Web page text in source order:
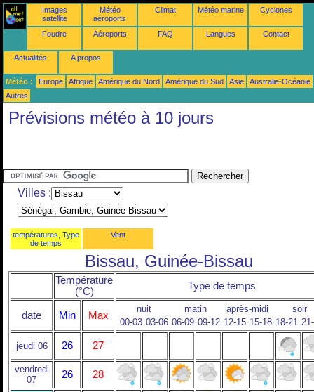
Images
satellite
Météo
aéroports
Climat Météo marine Cyclones
Foudre Aéroports FAQ Langues Contact
Actualités A propos
Météo : Europe Afrique Amérique du Nord Amérique du Sud Asie
Australie-Océanie
Autres
Prévisions météo à 10 jours
Villes :
températures, Type
de temps
Vent
Bissau, Guinée-Bissau
Température
(°C)
Type de temps
date Min Max
nuit matin après-midi
soir
00-03 03-06 06-09 09-12 12-15 15-18 18-21
jeudi 06 26 27
vendredi
07
26 28